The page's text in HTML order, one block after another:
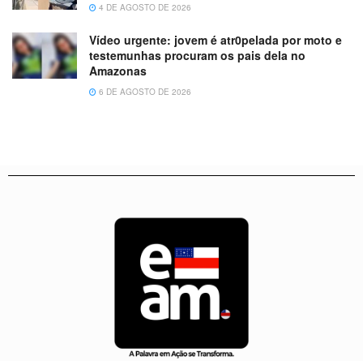
4 DE AGOSTO DE 2026
Vídeo urgente: jovem é atr0pelada por moto e
testemunhas procuram os pais dela no
Amazonas
6 DE AGOSTO DE 2026